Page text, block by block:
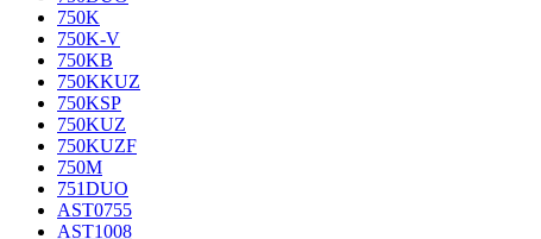
750K
750K-V
750KB
750KKUZ
750KSP
750KUZ
750KUZF
750M
751DUO
AST0755
AST1008